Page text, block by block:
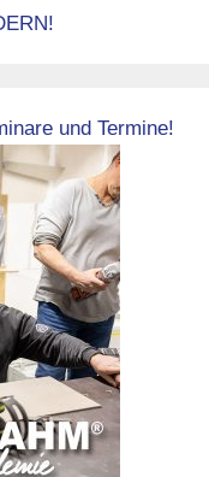
und Termine!